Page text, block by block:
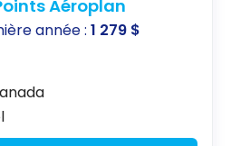
Aéroplan
année :1 279 $